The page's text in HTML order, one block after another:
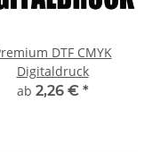
DTF CMYK
Digitaldruck
ab 2,26 € *